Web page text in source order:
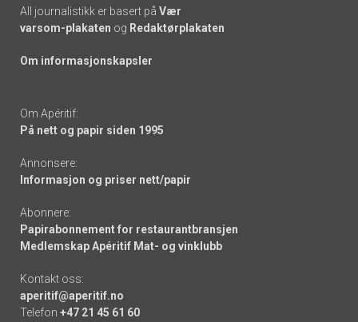
All journalistikk er basert på Vær
varsom-plakaten og Redaktørplakaten
Om informasjonskapsler
Om Apéritif:
På nett og papir siden 1995
Annonsere:
Informasjon og priser nett/papir
Abonnere:
Papirabonnement for restaurantbransjen
Medlemskap Apéritif Mat- og vinklubb
Kontakt oss:
aperitif@aperitif.no
Telefon +47 21 45 61 60